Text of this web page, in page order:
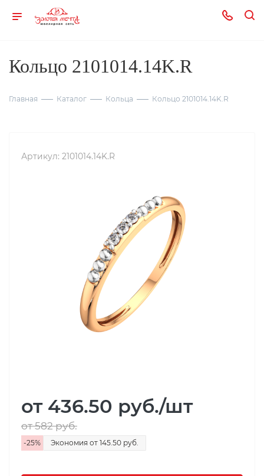
Кольцо 2101014.14K.R
Главная Каталог Кольца Кольцо 2101014.14K.R
Артикул: 2101014.14K.R
от 436.50 руб./шт
от 582руб.
-25% Экономия от 145.50 руб.